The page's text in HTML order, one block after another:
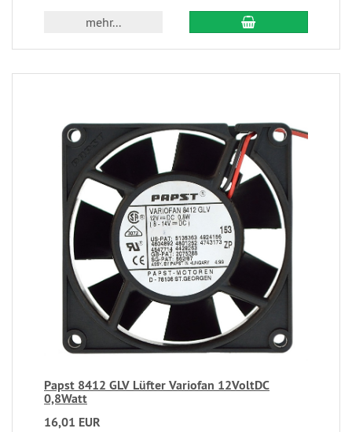
mehr...
Papst 8412 GLV Lüfter Variofan 12VoltDC
0,8Watt
16,01 EUR